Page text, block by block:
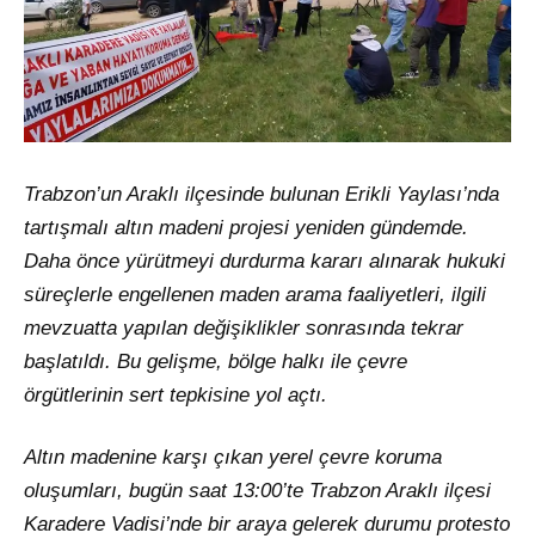
Trabzon’un Araklı ilçesinde bulunan Erikli Yaylası’nda
tartışmalı altın madeni projesi yeniden gündemde.
Daha önce yürütmeyi durdurma kararı alınarak hukuki
süreçlerle engellenen maden arama faaliyetleri, ilgili
mevzuatta yapılan değişiklikler sonrasında tekrar
başlatıldı. Bu gelişme, bölge halkı ile çevre
örgütlerinin sert tepkisine yol açtı.
Altın madenine karşı çıkan yerel çevre koruma
oluşumları, bugün saat 13:00’te Trabzon Araklı ilçesi
Karadere Vadisi’nde bir araya gelerek durumu protesto